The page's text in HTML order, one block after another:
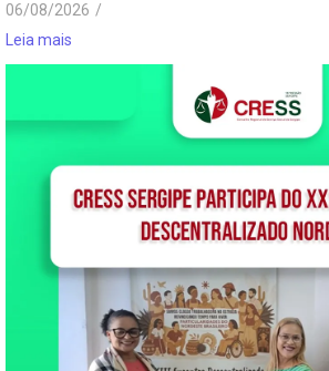
06/08/2026 /
Leia mais